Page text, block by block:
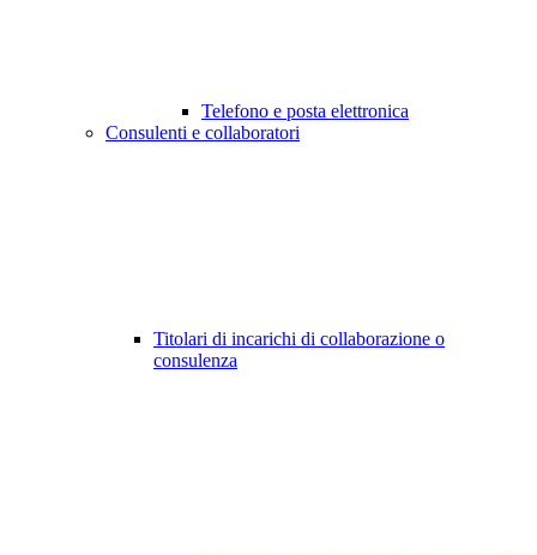
Telefono e posta elettronica
Consulenti e collaboratori
Titolari di incarichi di collaborazione o
consulenza